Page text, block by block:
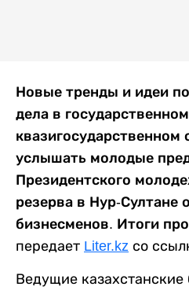
Новые тренды и идеи
дела в
квазигосударственном
услышать молодые
Президентского
резерва в Нур-Султане
бизнесменов. Итоги
передает Liter.kz со
Ведущие